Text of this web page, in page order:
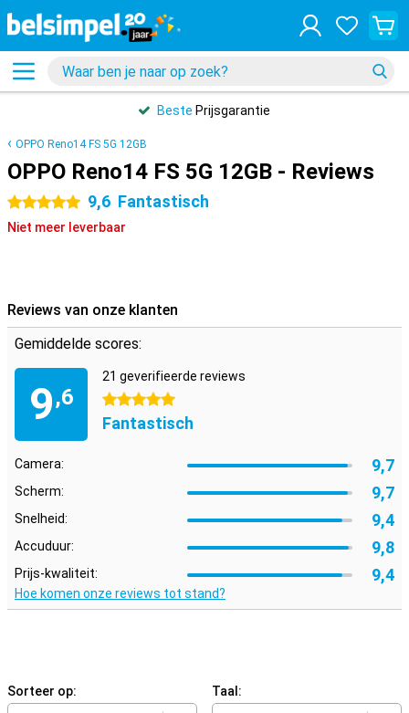
Beste Prijsgarantie
OPPO Reno14 FS 5G 12GB
OPPO Reno14 FS 5G 12GB - Reviews
5 sterren 9,6 Fantastisch
Niet meer leverbaar
Reviews van onze klanten
Gemiddelde scores:
9,6
21 geverifieerde reviews
5 sterren
Fantastisch
Camera: 9,7
Scherm: 9,7
Snelheid: 9,4
Accuduur: 9,8
Prijs-kwaliteit: 9,4
Hoe komen onze reviews tot stand?
Sorteer op: Taal: